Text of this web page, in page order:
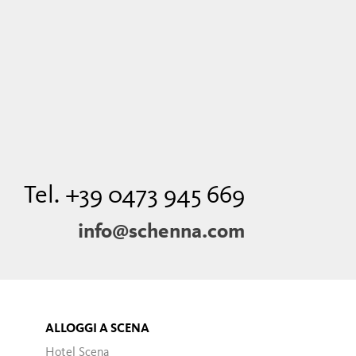
Tel. +39 0473 945 669
info@schenna.com
ALLOGGI A SCENA
Hotel Scena